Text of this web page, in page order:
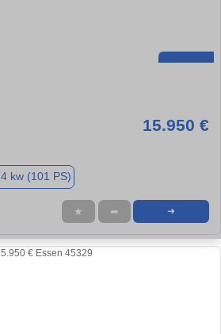
15.950 €
kw (101 PS)
★ ➦ ➜